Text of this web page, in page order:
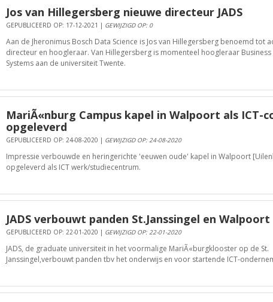
Jos van Hillegersberg nieuwe directeur JADS
GEPUBLICEERD OP: 17-12-2021 | GEWIJZIGD OP: 0
Aan de Jheronimus Bosch Data Science is Jos van Hillegersberg benoemd tot
directeur en hoogleraar. Van Hillegersberg is momenteel hoogleraar
Systems aan de universiteit Twente.
MariÃ«nburg Campus kapel in Walpoort als ICT-
opgeleverd
GEPUBLICEERD OP: 24-08-2020 | GEWIJZIGD OP: 24-08-2020
Impressie verbouwde en heringerichte 'eeuwen oude' kapel in Walpoort
opgeleverd als ICT werk/studiecentrum.
JADS verbouwt panden St.Janssingel en Walpoort
GEPUBLICEERD OP: 22-01-2020 | GEWIJZIGD OP: 22-01-2020
JADS, de graduate universiteit in het voormalige MariÃ«burgklooster op de St.
Janssingel,verbouwt panden tbv het onderwijs en voor startende ICT-